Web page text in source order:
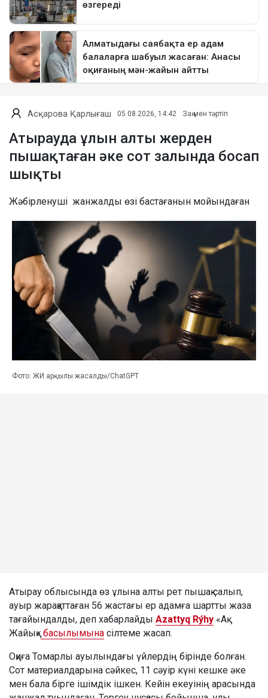
Асқарова Қарлығаш 05.08.2026, 14:42 Заң мен тәртіп
Атырауда ұлын алты жерден
пышақтаған әке сот залында босап
шықты
Жәбірленуші жанжалды өзі бастағанын мойындаған
Фото: ЖИ арқылы жасалды/ChatGPT
Атырау облысында өз ұлына алты рет пышақ салып,
ауыр жарақаттаған 56 жастағы ер адамға шартты жаза
тағайындалды, деп хабарлайды Azattyq Rýhy «Ақ
Жайық»басылымына сілтеме жасап.
Оқиға Томарлы ауылындағы үйлердің бірінде болған.
Сот материалдарына сәйкес, 11 сәуір күні кешке әке
мен бала бірге ішімдік ішкен. Кейін екеуінің арасында